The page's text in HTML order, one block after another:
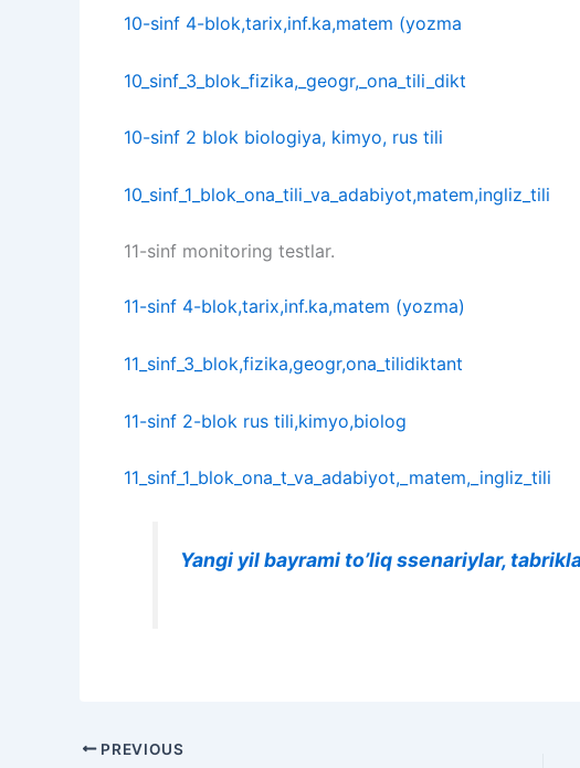
10-sinf 4-blok,tarix,inf.ka,matem (yozma
10_sinf_3_blok_fizika,_geogr,_ona_tili_dikt
10-sinf 2 blok biologiya, kimyo, rus tili
10_sinf_1_blok_ona_tili_va_adabiyot,matem,ingliz_tili
11-sinf monitoring testlar.
11-sinf 4-blok,tarix,inf.ka,matem (yozma)
11_sinf_3_blok,fizika,geogr,ona_tilidiktant
11-sinf 2-blok rus tili,kimyo,biolog
11_sinf_1_blok_ona_t_va_adabiyot,_matem,_ingliz_tili
Yangi yil bayrami to’liq ssenariylar,
PREVIOUS